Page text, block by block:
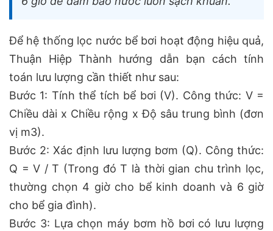
Để hệ thống lọc nước bể bơi hoạt động hiệu quả,
Thuận Hiệp Thành hướng dẫn bạn cách tính
toán lưu lượng cần thiết như sau:
Bước 1: Tính thể tích bể bơi (V). Công thức: V =
Chiều dài x Chiều rộng x Độ sâu trung bình (đơn
vị m3).
Bước 2: Xác định lưu lượng bơm (Q). Công thức:
Q = V / T (Trong đó T là thời gian chu trình lọc,
thường chọn 4 giờ cho bể kinh doanh và 6 giờ
cho bể gia đình).
Bước 3: Lựa chọn máy bơm hồ bơi có lưu lượng